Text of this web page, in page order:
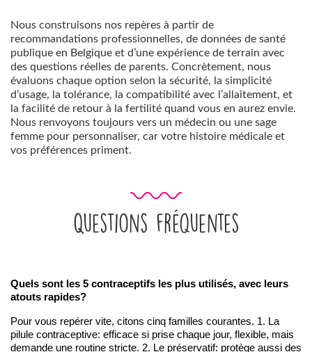
Nous construisons nos repères à partir de
recommandations professionnelles, de données de santé
publique en Belgique et d’une expérience de terrain avec
des questions réelles de parents. Concrètement, nous
évaluons chaque option selon la sécurité, la simplicité
d’usage, la tolérance, la compatibilité avec l’allaitement, et
la facilité de retour à la fertilité quand vous en aurez envie.
Nous renvoyons toujours vers un médecin ou une sage
femme pour personnaliser, car votre histoire médicale et
vos préférences priment.
Questions fréquentes
Quels sont les 5 contraceptifs les plus utilisés, avec leurs
atouts rapides?
Pour vous repérer vite, citons cinq familles courantes. 1. La
pilule contraceptive: efficace si prise chaque jour, flexible, mais
demande une routine stricte. 2. Le préservatif: protège aussi des